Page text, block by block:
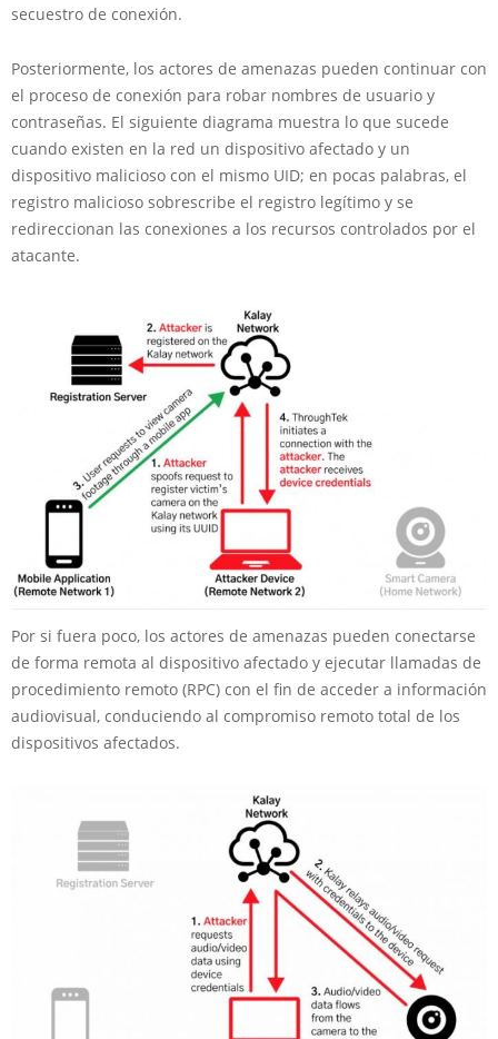
secuestro de conexión.
Posteriormente, los actores de amenazas pueden continuar con
el proceso de conexión para robar nombres de usuario y
contraseñas. El siguiente diagrama muestra lo que sucede
cuando existen en la red un dispositivo afectado y un
dispositivo malicioso con el mismo UID; en pocas palabras, el
registro malicioso sobrescribe el registro legítimo y se
redireccionan las conexiones a los recursos controlados por el
atacante.
Por si fuera poco, los actores de amenazas pueden conectarse
de forma remota al dispositivo afectado y ejecutar llamadas de
procedimiento remoto (RPC) con el fin de acceder a información
audiovisual, conduciendo al compromiso remoto total de los
dispositivos afectados.